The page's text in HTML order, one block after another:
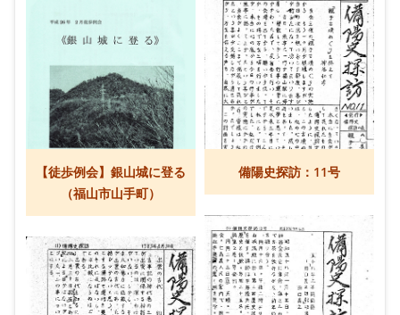
【徒歩例会】銀山城に登る
（福山市山手町）
備陽史探訪：11号